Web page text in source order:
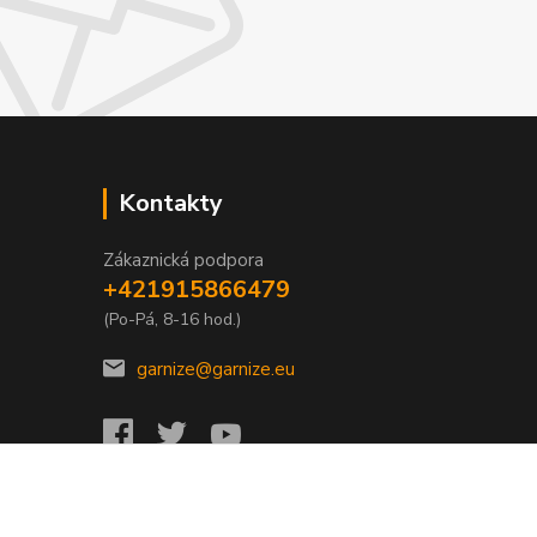
Kontakty
Zákaznická podpora
+421915866479
(Po-Pá, 8-16 hod.)
garnize@garnize.eu